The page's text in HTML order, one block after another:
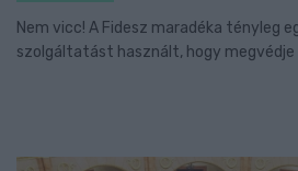
Nem vicc! A Fidesz maradéka tényleg
szolgáltatást használt, hogy megvédje